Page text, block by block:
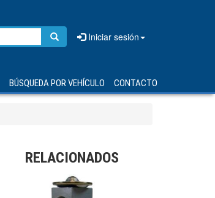
Iniciar sesión
BÚSQUEDA POR VEHÍCULO CONTACTO
RELACIONADOS